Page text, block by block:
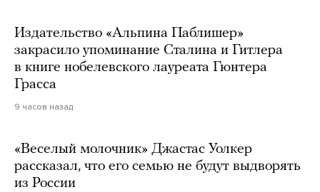
Издательство «Альпина Паблишер»
закрасило упоминание Сталина и Гитлера
в книге нобелевского лауреата Гюнтера
Грасса
9 часов назад
«Веселый молочник» Джастас Уолкер
рассказал, что его семью не будут выдворять
из России